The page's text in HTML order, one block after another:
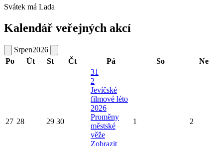
Svátek má Lada
Kalendář veřejných akcí
Srpen2026
Po
Út St Čt Pá So Ne
27 28 29 30
31
2
Jevíčské
filmové léto
2026
Proměny
městské
věže
Zobrazit
1 2